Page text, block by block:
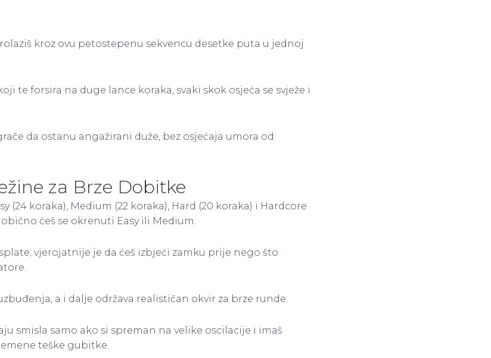
kroz ovu petostepenu sekvencu desetke puta u jednoj
te forsira na duge lance koraka, svaki skok osjeća se svježe i
da ostanu angažirani duže, bez osjećaja umora od
za Brze Dobitke
(24 koraka), Medium (22 koraka), Hard (20 koraka) i Hardcore
obično ćeš se okrenuti Easy ili Medium.
vjerojatnije je da ćeš izbjeći zamku prije nego što
a i dalje održava realističan okvir za brze runde.
smisla samo ako si spreman na velike oscilacije i imaš
teške gubitke.